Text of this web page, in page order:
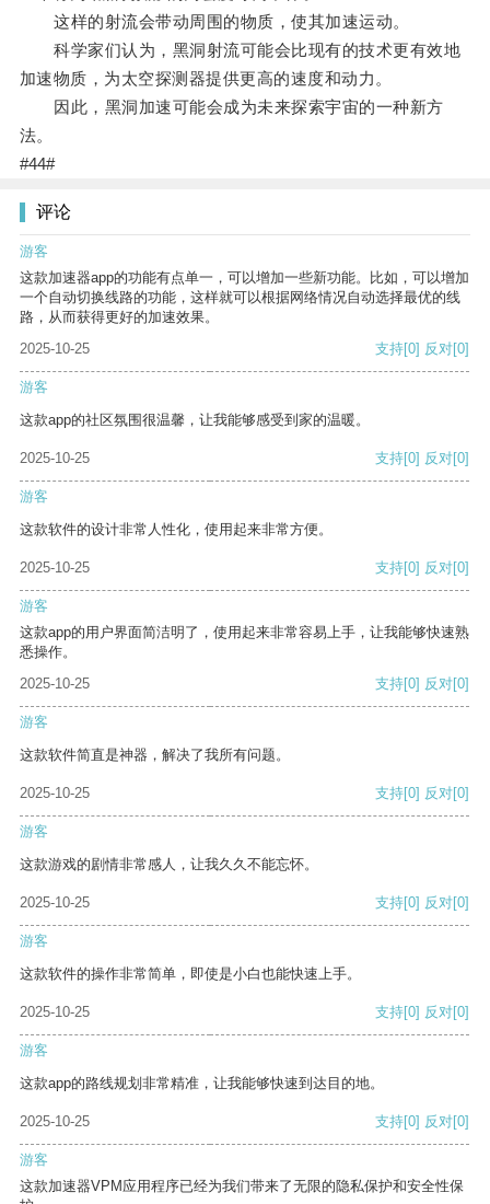
这样的射流会带动周围的物质，使其加速运动。
科学家们认为，黑洞射流可能会比现有的技术更有效地
加速物质，为太空探测器提供更高的速度和动力。
因此，黑洞加速可能会成为未来探索宇宙的一种新方
法。
#44#
评论
游客
这款加速器app的功能有点单一，可以增加一些新功能。比如，可以增加
一个自动切换线路的功能，这样就可以根据网络情况自动选择最优的线
路，从而获得更好的加速效果。
2025-10-25
支持[0] 反对[0]
游客
这款app的社区氛围很温馨，让我能够感受到家的温暖。
2025-10-25 支持[0] 反对[0]
游客
这款软件的设计非常人性化，使用起来非常方便。
2025-10-25 支持[0] 反对[0]
游客
这款app的用户界面简洁明了，使用起来非常容易上手，让我能够快速熟
悉操作。
2025-10-25
支持[0] 反对[0]
游客
这款软件简直是神器，解决了我所有问题。
2025-10-25 支持[0] 反对[0]
游客
这款游戏的剧情非常感人，让我久久不能忘怀。
2025-10-25 支持[0] 反对[0]
游客
这款软件的操作非常简单，即使是小白也能快速上手。
2025-10-25 支持[0] 反对[0]
游客
这款app的路线规划非常精准，让我能够快速到达目的地。
2025-10-25 支持[0] 反对[0]
游客
这款加速器VPM应用程序已经为我们带来了无限的隐私保护和安全性保